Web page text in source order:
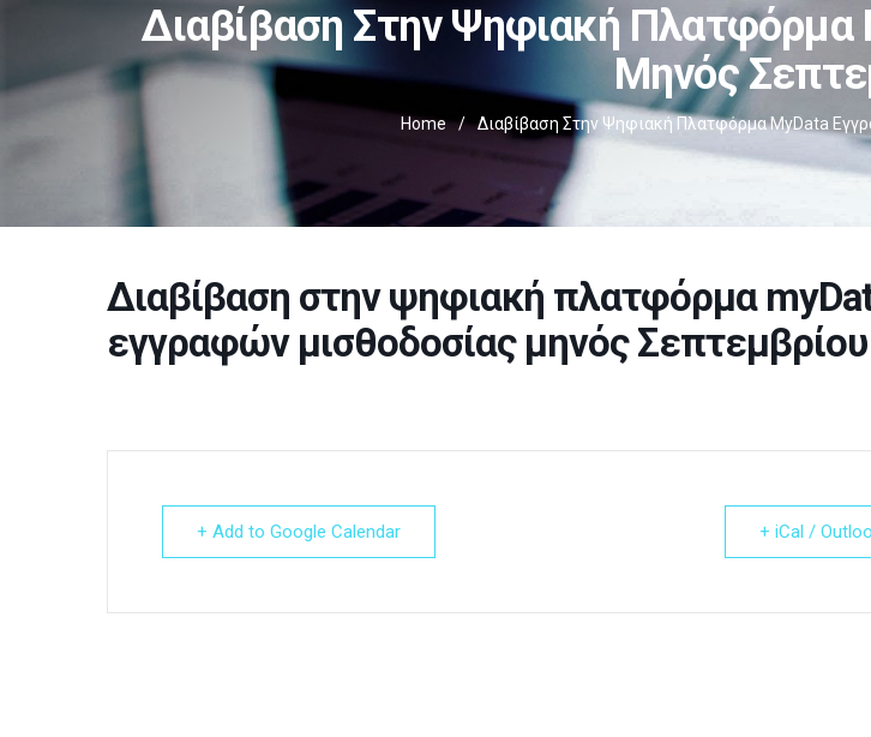
Διαβίβαση Στην Ψηφιακή
Μηνός
Home / Διαβίβαση Στην Ψηφιακή Πλατφόρμα MyData
Διαβίβαση στην ψηφιακή πλατφόρμα
εγγραφών μισθοδοσίας μηνός Σεπτεμβρίου
+ Add to Google Calendar + iCal /